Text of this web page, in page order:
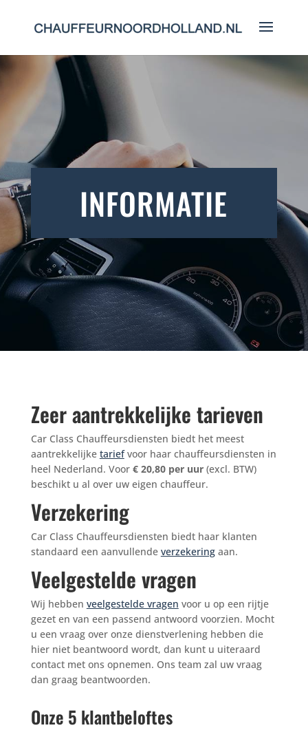
INFORMATIE
Zeer aantrekkelijke tarieven
Car Class Chauffeursdiensten biedt het meest
aantrekkelijke tarief voor haar chauffeursdiensten in
heel Nederland. Voor € 20,80per uur (excl. BTW)
beschikt u al over uw eigen chauffeur.
Verzekering
Car Class Chauffeursdiensten biedt haar klanten
standaard een aanvullende verzekering aan.
Veelgestelde vragen
Wij hebben veelgestelde vragen voor u op een rijtje
gezet en van een passend antwoord voorzien. Mocht
u een vraag over onze dienstverlening hebben die
hier niet beantwoord wordt, dan kunt u uiteraard
contact met ons opnemen. Ons team zal uw vraag
dan graag beantwoorden.
Onze 5 klantbeloftes